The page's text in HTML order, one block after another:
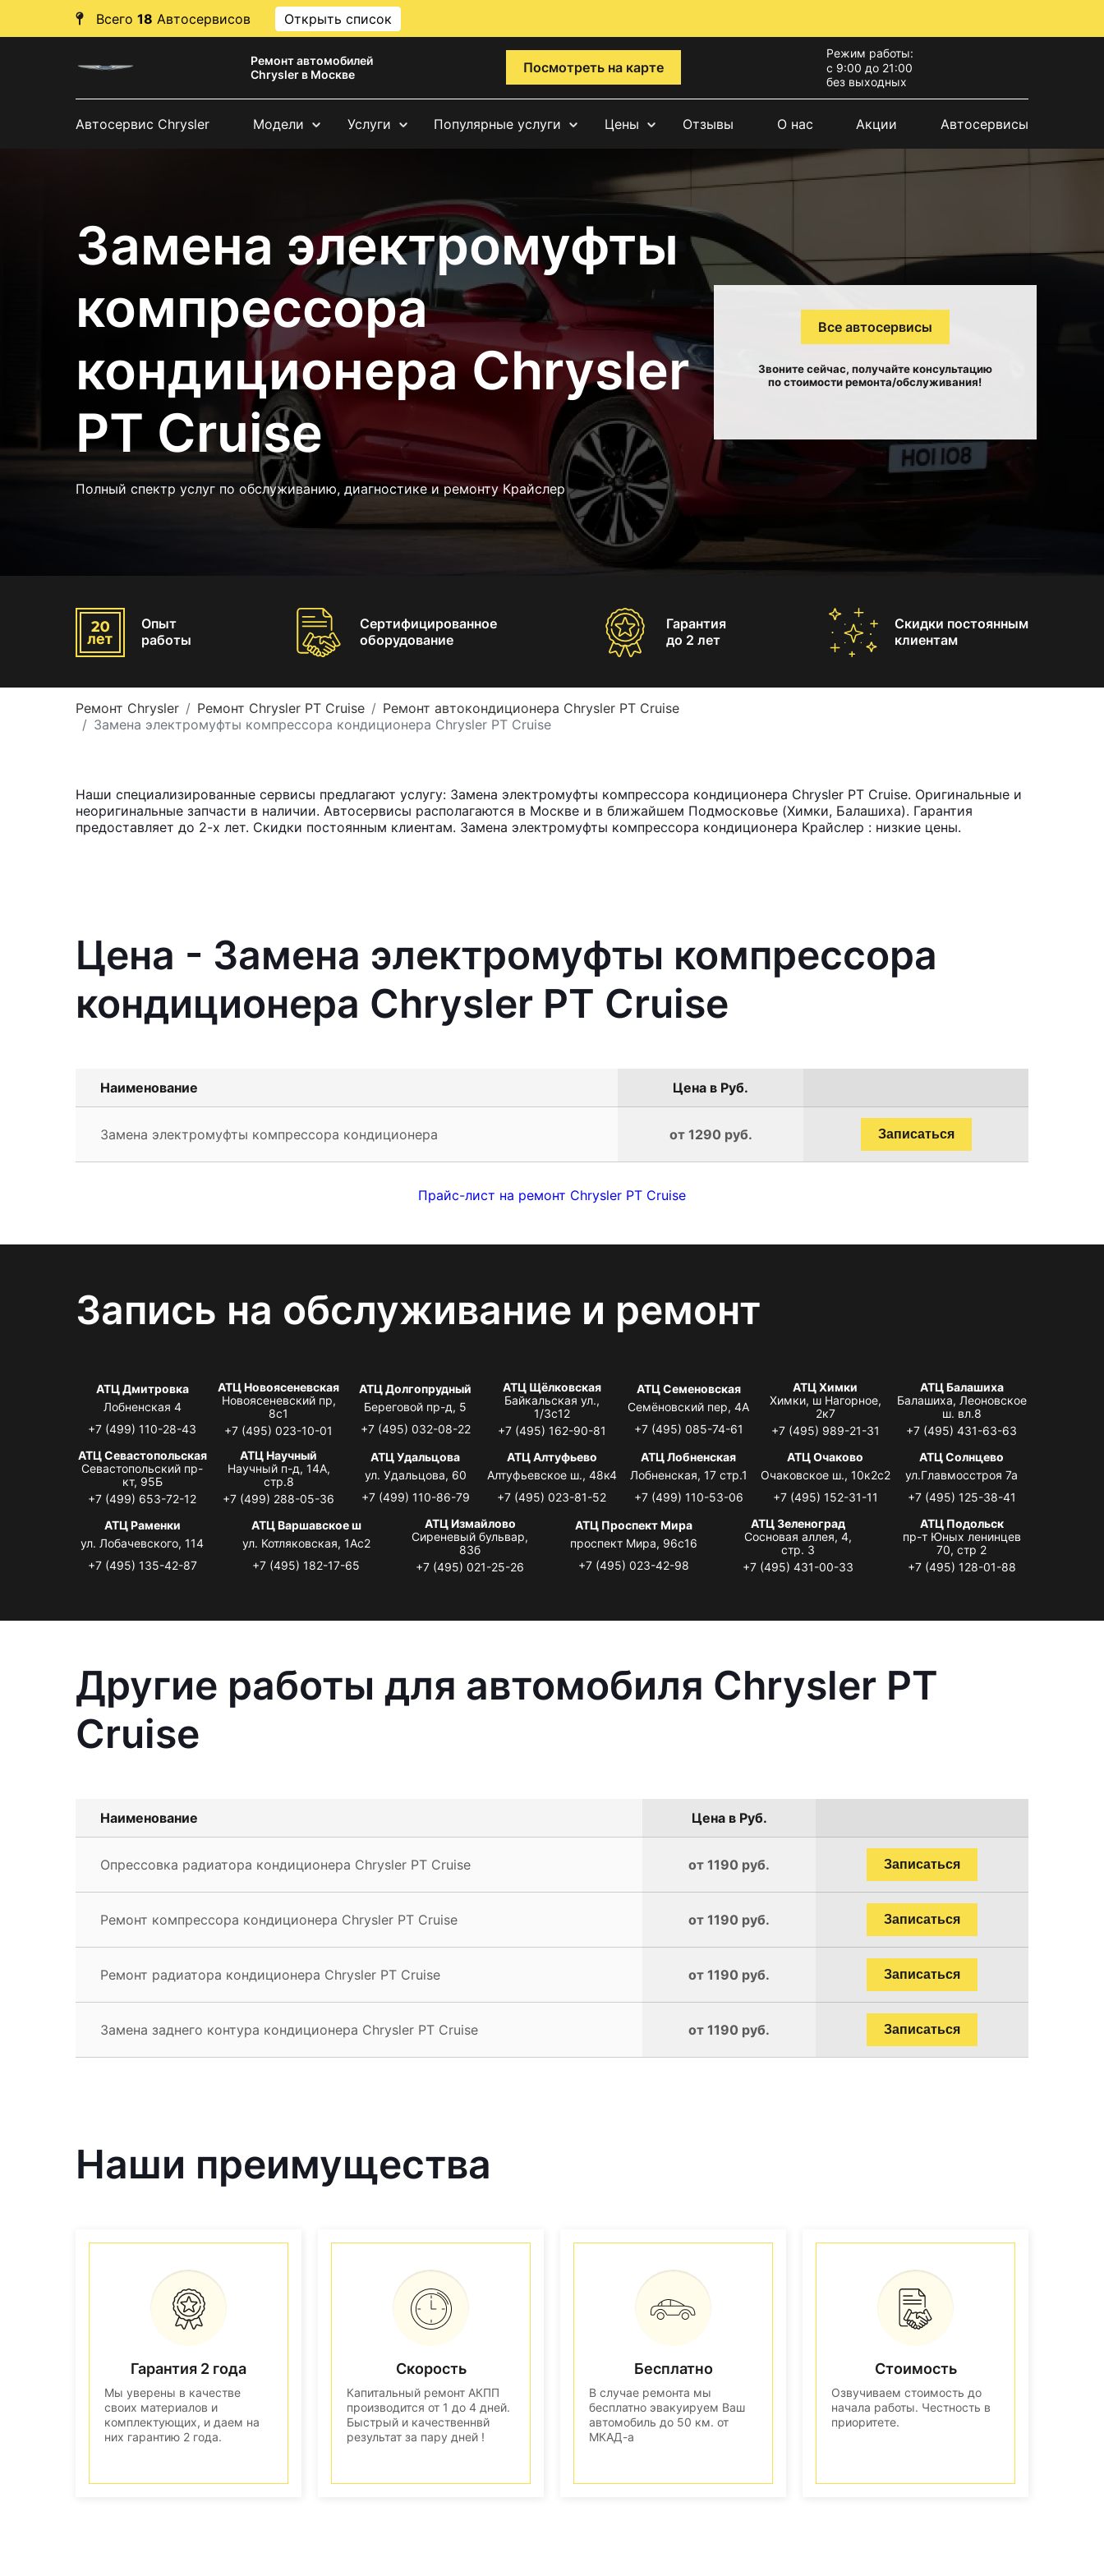
Всего 18 Автосервисов Открыть список
Ремонт автомобилей
Chrysler в Москве
Посмотреть на карте
Режим работы:
с 9:00 до 21:00
без выходных
Автосервис Chrysler Модели Услуги Популярные услуги Цены Отзывы О нас Акции Автосервисы
Замена электромуфты
компрессора
кондиционера Chrysler
PT Cruise
Полный спектр услуг по обслуживанию, диагностике и ремонту Крайслер
Все автосервисы
Звоните сейчас, получайте консультацию
по стоимости ремонта/обслуживания!
Опыт
работы
Сертифицированное
оборудование
Гарантия
до 2 лет
Скидки постоянным
клиентам
Ремонт Chrysler Ремонт Chrysler PT Cruise
Ремонт автокондиционера Chrysler PT Cruise
Замена электромуфты компрессора кондиционера Chrysler PT Cruise
Наши специализированные сервисы предлагают услугу: Замена электромуфты компрессора кондиционера Chrysler PT Cruise. Оригинальные и
неоригинальные запчасти в наличии. Автосервисы располагаются в Москве и в ближайшем Подмосковье (Химки, Балашиха). Гарантия
предоставляет до 2-х лет. Скидки постоянным клиентам. Замена электромуфты компрессора кондиционера Крайслер : низкие цены.
Цена - Замена электромуфты компрессора
кондиционера Chrysler PT Cruise
Наименование Цена в Руб.
Замена электромуфты компрессора кондиционера от 1290 руб. Записаться
Прайс-лист на ремонт Chrysler PT Cruise
Запись на обслуживание и ремонт
АТЦ Дмитровка
Лобненская 4
+7 (499) 110-28-43
АТЦ Новоясеневская
Новоясеневский пр,
8с1
+7 (495) 023-10-01
АТЦ Долгопрудный
Береговой пр-д, 5
+7 (495) 032-08-22
АТЦ Щёлковская
Байкальская ул.,
1/3с12
+7 (495) 162-90-81
АТЦ Семеновская
Семёновский пер, 4А
+7 (495) 085-74-61
АТЦ Химки
Химки, ш Нагорное,
2к7
+7 (495) 989-21-31
АТЦ Балашиха
Балашиха, Леоновское
ш. вл.8
+7 (495) 431-63-63
АТЦ Севастопольская
Севастопольский пр-
кт, 95Б
+7 (499) 653-72-12
АТЦ Научный
Научный п-д, 14А,
стр.8
+7 (499) 288-05-36
АТЦ Удальцова
ул. Удальцова, 60
+7 (499) 110-86-79
АТЦ Алтуфьево
Алтуфьевское ш., 48к4
+7 (495) 023-81-52
АТЦ Лобненская
Лобненская, 17 стр.1
+7 (499) 110-53-06
АТЦ Очаково
Очаковское ш., 10к2с2
+7 (495) 152-31-11
АТЦ Солнцево
ул.Главмосстроя 7а
+7 (495) 125-38-41
АТЦ Раменки
ул. Лобачевского, 114
+7 (495) 135-42-87
АТЦ Варшавское ш
ул. Котляковская, 1Ас2
+7 (495) 182-17-65
АТЦ Измайлово
Сиреневый бульвар,
83б
+7 (495) 021-25-26
АТЦ Проспект Мира
проспект Мира, 96с16
+7 (495) 023-42-98
АТЦ Зеленоград
Сосновая аллея, 4,
стр. 3
+7 (495) 431-00-33
АТЦ Подольск
пр-т Юных ленинцев
70, стр 2
+7 (495) 128-01-88
Другие работы для автомобиля Chrysler PT
Cruise
Наименование Цена в Руб.
Опрессовка радиатора кондиционера Chrysler PT Cruise от 1190 руб. Записаться
Ремонт компрессора кондиционера Chrysler PT Cruise от 1190 руб. Записаться
Ремонт радиатора кондиционера Chrysler PT Cruise от 1190 руб. Записаться
Замена заднего контура кондиционера Chrysler PT Cruise от 1190 руб. Записаться
Наши преимущества
Гарантия 2 года
Мы уверены в качестве
своих материалов и
комплектующих, и даем на
них гарантию 2 года.
Скорость
Капитальный ремонт АКПП
производится от 1 до 4 дней.
Быстрый и качественнвй
результат за пару дней !
Бесплатно
В случае ремонта мы
бесплатно эвакуируем Ваш
автомобиль до 50 км. от
МКАД-а
Стоимость
Озвучиваем стоимость до
начала работы. Честность в
приоритете.